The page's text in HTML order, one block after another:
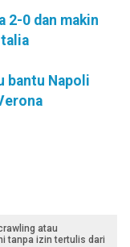
2-0 dan makin
bantu Napoli
atau
tanpa izin tertulis dari